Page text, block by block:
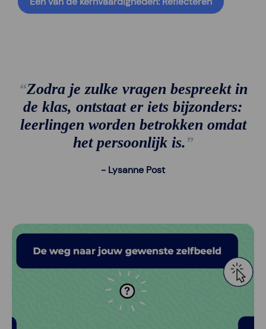
Zodra je zulke vragen bespreekt in
de klas, ontstaat er iets bijzonders:
leerlingen worden betrokken omdat
het persoonlijk is.
Lysanne Post